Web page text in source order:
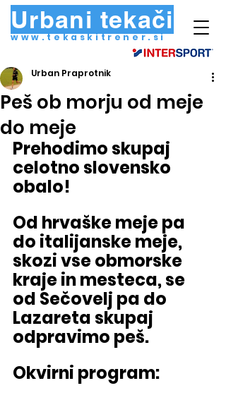
Urbani tekači
www.tekaskitrener.si
Peš ob morju od meje
do meje
Urban Praprotnik
Prehodimo skupaj
celotno slovensko
obalo!
Od hrvaške meje pa
do italijanske meje,
skozi vse obmorske
kraje in mesteca, se
od Sečovelj pa do
Lazareta skupaj
odpravimo peš.
Okvirni program: